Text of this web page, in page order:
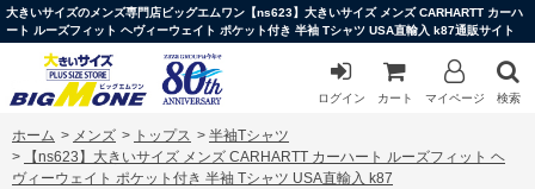
大きいサイズのメンズ専門店ビッグエムワン【ns623】大きいサイズ メンズ CARHARTT カーハ
ート ルーズフィット ヘヴィーウェイト ポケット付き 半袖 Tシャツ USA直輸入 k87通販サイト
ログイン カート マイページ 検索
ホーム > メンズ > トップス > 半袖Tシャツ
>
【ns623】大きいサイズ メンズ CARHARTT カーハート ルーズフィット ヘ
ヴィーウェイト ポケット付き 半袖 Tシャツ USA直輸入 k87